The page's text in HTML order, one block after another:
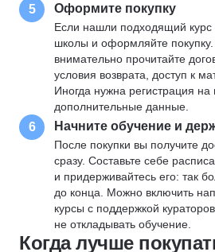
5 Оформите покупку
Если нашли подходящий
школы и оформляйте
внимательно прочитайте
условия возврата, доступ к
Иногда нужна регистрация
дополнительные данные.
6 Начните обучение и
После покупки вы получите
сразу. Составьте себе
и придерживайтесь его: так
до конца. Можно включить
курсы с поддержкой
не откладывать обучение.
Когда лучше